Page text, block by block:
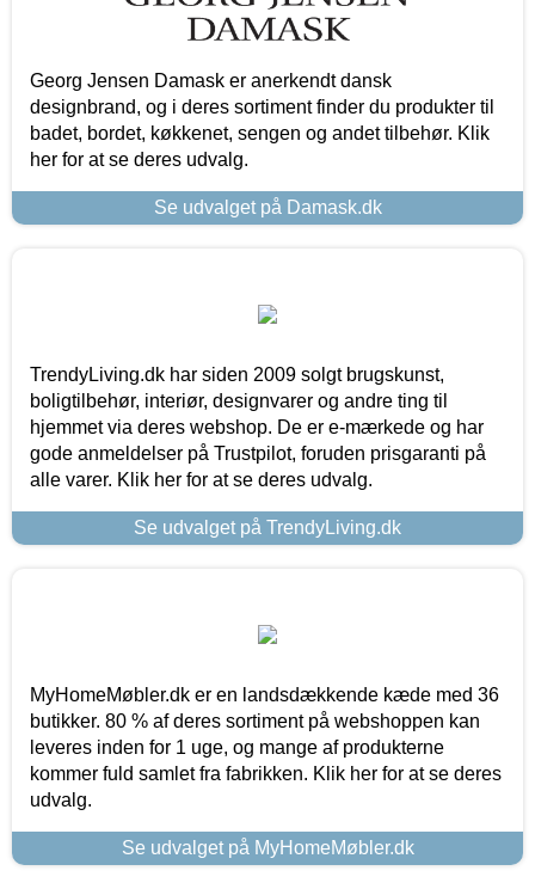
Georg Jensen Damask er anerkendt dansk
designbrand, og i deres sortiment finder du produkter til
badet, bordet, køkkenet, sengen og andet tilbehør. Klik
her for at se deres udvalg.
Se udvalget på Damask.dk
TrendyLiving.dk har siden 2009 solgt brugskunst,
boligtilbehør, interiør, designvarer og andre ting til
hjemmet via deres webshop. De er e-mærkede og har
gode anmeldelser på Trustpilot, foruden prisgaranti på
alle varer. Klik her for at se deres udvalg.
Se udvalget på TrendyLiving.dk
MyHomeMøbler.dk er en landsdækkende kæde med 36
butikker. 80 % af deres sortiment på webshoppen kan
leveres inden for 1 uge, og mange af produkterne
kommer fuld samlet fra fabrikken. Klik her for at se deres
udvalg.
Se udvalget på MyHomeMøbler.dk